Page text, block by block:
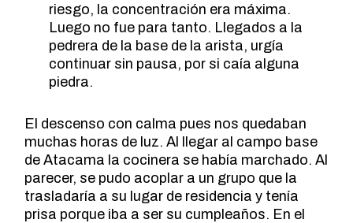
riesgo, la concentración era máxima.
Luego no fue para tanto. Llegados a la
pedrera de la base de la arista, urgía
continuar sin pausa, por si caía alguna
piedra.
El descenso con calma pues nos quedaban
muchas horas de luz. Al llegar al campo base
de Atacama la cocinera se había marchado. Al
parecer, se pudo acoplar a un grupo que la
trasladaría a su lugar de residencia y tenía
prisa porque iba a ser su cumpleaños. En el